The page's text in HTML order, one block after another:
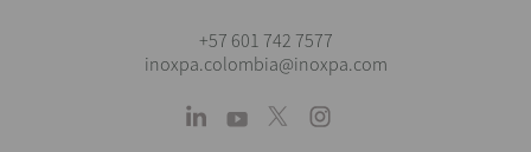
+57 601 742 7577
inoxpa.colombia@inoxpa.com